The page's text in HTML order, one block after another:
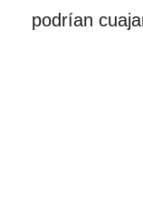
podrían